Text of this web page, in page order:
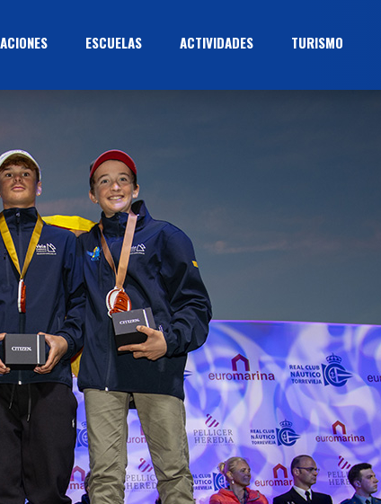
ESCUELAS ACTIVIDADES TURISMO